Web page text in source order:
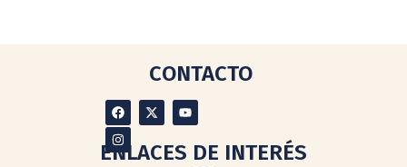
CONTACTO
ENLACES DE INTERÉS